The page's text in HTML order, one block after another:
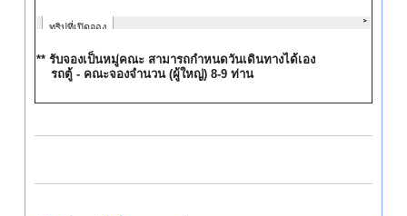
** รับจองเป็นหมู่คณะ สามารถกำหนดวันเดินทางได้เอง
รถตู้ - คณะจองจำนวน (ผู้ใหญ่) 8-9 ท่าน